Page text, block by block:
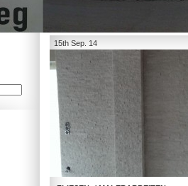
15th Sep. 14